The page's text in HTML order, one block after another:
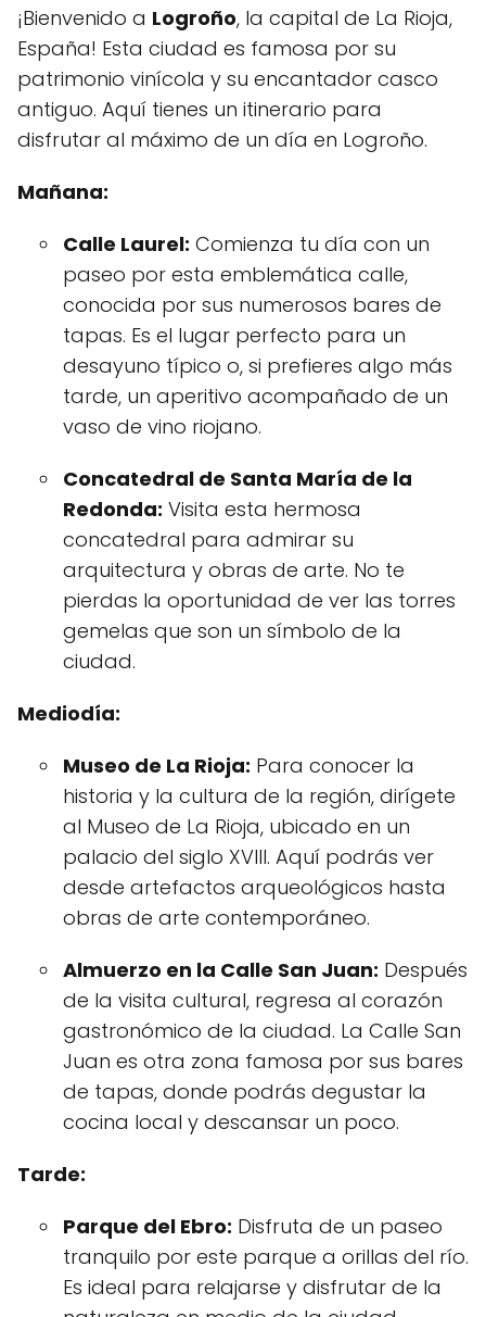
¡Bienvenido a Logroño, la capital de La Rioja,
España! Esta ciudad es famosa por su
patrimonio vinícola y su encantador casco
antiguo. Aquí tienes un itinerario para
disfrutar al máximo de un día en Logroño.
Mañana:
Calle Laurel: Comienza tu día con un
paseo por esta emblemática calle,
conocida por sus numerosos bares de
tapas. Es el lugar perfecto para un
desayuno típico o, si prefieres algo más
tarde, un aperitivo acompañado de un
vaso de vino riojano.
Concatedral de Santa María de la
Redonda: Visita esta hermosa
concatedral para admirar su
arquitectura y obras de arte. No te
pierdas la oportunidad de ver las torres
gemelas que son un símbolo de la
ciudad.
Mediodía:
Museo de La Rioja: Para conocer la
historia y la cultura de la región, dirígete
al Museo de La Rioja, ubicado en un
palacio del siglo XVIII. Aquí podrás ver
desde artefactos arqueológicos hasta
obras de arte contemporáneo.
Almuerzo en la Calle San Juan: Después
de la visita cultural, regresa al corazón
gastronómico de la ciudad. La Calle San
Juan es otra zona famosa por sus bares
de tapas, donde podrás degustar la
cocina local y descansar un poco.
Tarde:
Parque del Ebro: Disfruta de un paseo
tranquilo por este parque a orillas del río.
Es ideal para relajarse y disfrutar de la